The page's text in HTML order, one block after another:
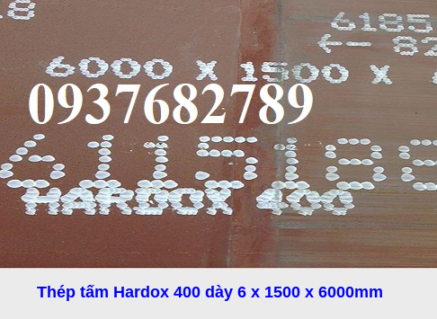
Thép tấm Hardox 400 dày 6 x 1500 x 6000mm